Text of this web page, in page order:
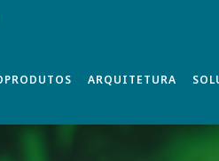
ARQUITETURA